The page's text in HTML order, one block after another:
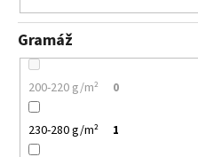
Gramáž
200-220 g/m² 0
230-280 g/m² 1